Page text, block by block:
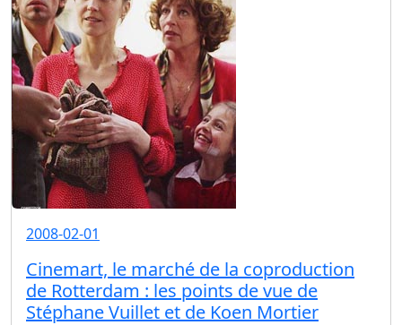
2008-02-01
Cinemart, le marché de la coproduction
de Rotterdam : les points de vue de
Stéphane Vuillet et de Koen Mortier